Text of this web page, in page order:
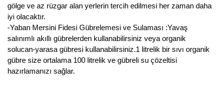
gölge ve az rüzgar alan yerlerin tercih edilmesi her zaman daha
iyi olacaktır.
-Yaban Mersini Fidesi Gübrelemesi ve Sulaması :Yavaş
salınımlı akıllı gübrelerden kullanabilirsiniz veya organik
solucan-yarasa gübresi kullanabilirsiniz.1 litrelik bir sıvı organik
gübre size ortalama 100 litrelik ve gübreli su çözeltisi
hazırlamanızı sağlar.